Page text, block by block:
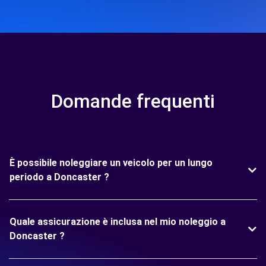
Domande frequenti
È possibile noleggiare un veicolo per un lungo
periodo a Doncaster ?
Quale assicurazione è inclusa nel mio noleggio a
Doncaster ?